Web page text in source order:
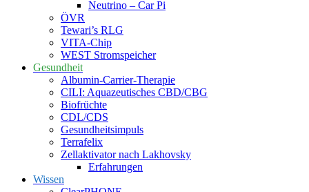
Neutrino – Car Pi
ÖVR
Tewari’s RLG
VITA-Chip
WEST Stromspeicher
Gesundheit
Albumin-Carrier-Therapie
CILI: Aquazeutisches CBD/CBG
Biofrüchte
CDL/CDS
Gesundheitsimpuls
Terrafelix
Zellaktivator nach Lakhovsky
Erfahrungen
Wissen